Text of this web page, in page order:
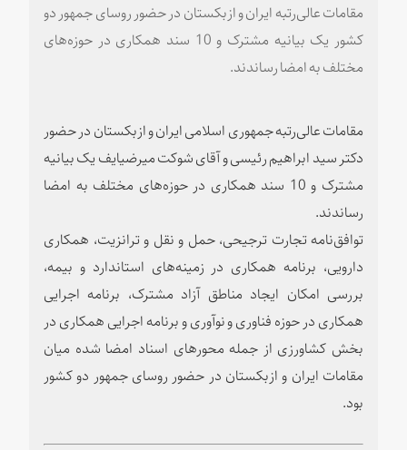
مقامات عالی‌رتبه ایران و ازبکستان در حضور روسای جمهور دو
کشور یک بیانیه مشترک و 10 سند همکاری در حوزه‌های
مختلف به امضا رساندند.
مقامات عالی‌رتبه جمهوری اسلامی ایران و ازبکستان در حضور
دکتر سید ابراهیم رئیسی و آقای شوکت میرضیایف یک بیانیه
مشترک و 10 سند همکاری در حوزه‌های مختلف به امضا
رساندند.
توافق‌نامه تجارت ترجیحی، حمل و نقل و ترانزیت، همکاری
دارویی، برنامه همکاری در زمینه‌های استاندارد و بیمه،
بررسی امکان ایجاد مناطق آزاد مشترک، برنامه اجرایی
همکاری در حوزه فناوری و نوآوری و برنامه اجرایی همکاری در
بخش کشاورزی از جمله محورهای اسناد امضا شده میان
مقامات ایران و ازبکستان در حضور روسای جمهور دو کشور
بود.